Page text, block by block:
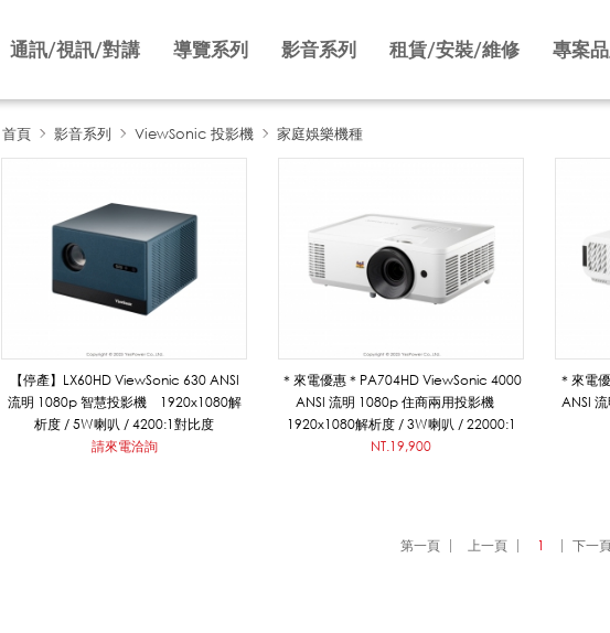
通訊/視訊/對講 導覽系列 影音系列 租賃/安裝/維修 專案
首頁 影音系列 ViewSonic 投影機 家庭娛樂機種
娛
【停產】LX60HD ViewSonic 630 ANSI
流明 1080p 智慧投影機 1920x1080解
析度 / 5W喇叭 / 4200:1對比度
請來電洽詢
＊來電優惠＊PA704HD ViewSonic 4000
ANSI 流明 1080p 住商兩用投影機
1920x1080解析度 / 3W喇叭 / 22000:1
NT.19,900
＊來電
ANSI
第一頁 上一頁 1 下一